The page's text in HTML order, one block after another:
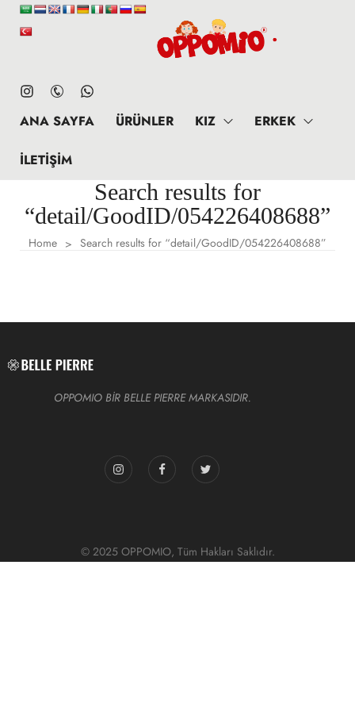
ANA SAYFA ÜRÜNLER KIZ ERKEK
İLETIŞIM
Search results for
“detail/GoodID/054226408688”
Home > Search results for “detail/GoodID/054226408688”
OPPOMIO BİR BELLE PIERRE MARKASIDIR.
© 2025 OPPOMIO, Tüm Hakları Saklıdır.